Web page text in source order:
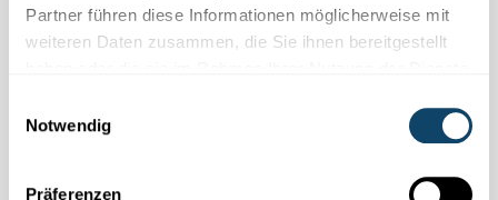
Partner führen diese Informationen möglicherweise mit
weiteren Daten zusammen, die Sie ihnen bereitgestellt
Notwendig
Präferenzen
WEIHNACHTS-EXPERIMENT
FNR